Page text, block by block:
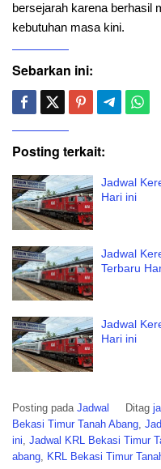
bersejarah karena berhasil
kebutuhan masa kini.
Sebarkan ini:
Posting terkait:
Jadwal
Hari ini
Jadwal
Terbaru
Jadwal
Hari ini
Posting pada Jadwal Ditag
Bekasi Timur Tanah Abang
ini Jadwal KRL Bekasi Timur
abang KRL Bekasi Timur